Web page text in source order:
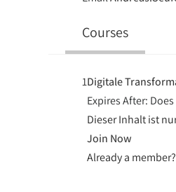
Courses
1Digitale
Expires After:
Dieser Inhalt ist
Join Now
Already a member?